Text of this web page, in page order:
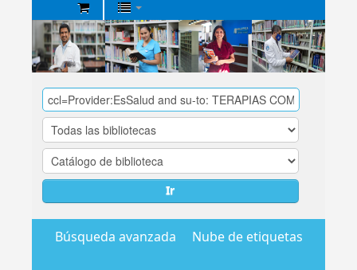
Biblioteca
Central
EsSalud
Ir
Búsqueda avanzada Nube de etiquetas